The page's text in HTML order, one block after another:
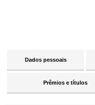
Dados pessoais
Prêmios e títulos